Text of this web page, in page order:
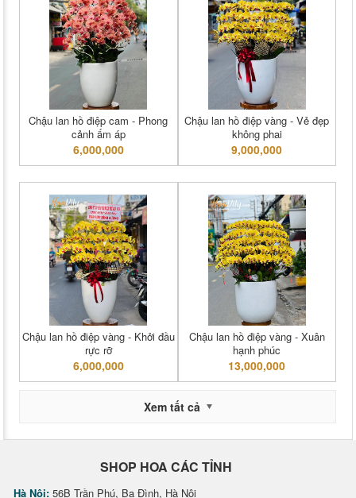
Chậu lan hồ điệp cam - Phong
cảnh ấm áp
6,000,000
Chậu lan hồ điệp vàng - Vẻ đẹp
không phai
9,000,000
Chậu lan hồ điệp vàng - Khởi đầu
rực rỡ
6,000,000
Chậu lan hồ điệp vàng - Xuân
hạnh phúc
13,000,000
Xem tất cả
SHOP HOA CÁC TỈNH
Hà Nội: 56B Trần Phú, Ba Đình, Hà Nội